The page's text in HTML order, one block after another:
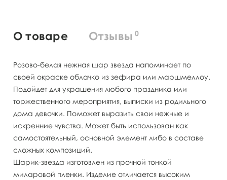
О товаре Отзывы 0
Розово-белая нежная шар звезда напоминает по
своей окраске облачко из зефира или маршмеллоу.
Подойдет для украшения любого праздника или
торжественного мероприятия, выписки из родильного
дома девочки. Поможет выразить свои нежные и
искренние чувства. Может быть использован как
самостоятельный, основной элемент либо в составе
сложных композиций.
Шарик-звезда изготовлен из прочной тонкой
миларовой пленки. Изделие отличается высоким